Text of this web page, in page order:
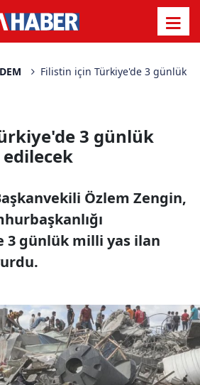
Filistin için Türkiye'de 3 günlük
3 günlük
Özlem Zengin,
3 günlük milli yas ilan